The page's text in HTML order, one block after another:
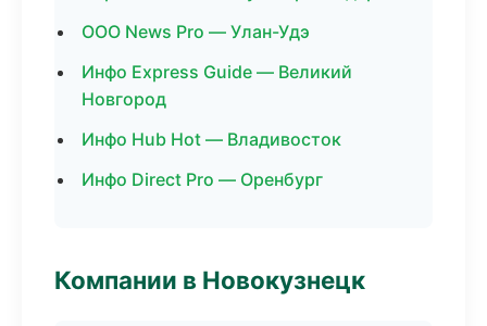
ООО News Pro — Улан-Удэ
Инфо Express Guide — Великий
Новгород
Инфо Hub Hot — Владивосток
Инфо Direct Pro — Оренбург
Компании в Новокузнецк